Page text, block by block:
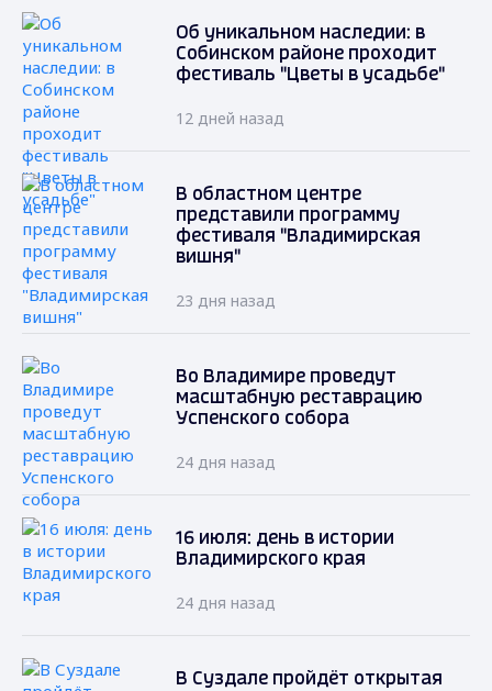
Об уникальном наследии: в
Собинском районе проходит
фестиваль "Цветы в усадьбе"
12 дней назад
В областном центре
представили программу
фестиваля "Владимирская
вишня"
23 дня назад
Во Владимире проведут
масштабную реставрацию
Успенского собора
24 дня назад
16 июля: день в истории
Владимирского края
24 дня назад
В Суздале пройдёт открытая